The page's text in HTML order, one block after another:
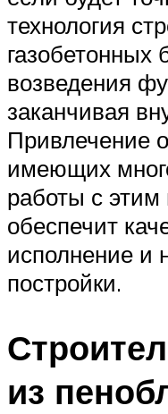
технология
газобетонных
возведения
заканчивая
Привлечение
имеющих
работы с
обеспечит
исполнение и
постройки.
из